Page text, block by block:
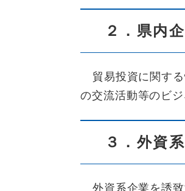
２．県内
貿易投資に関す
の交流活動等のビ
３．外資
外資系企業を誘